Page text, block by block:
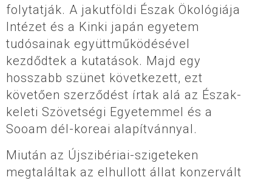
folytatják. A jakutföldi Észak Ökológiája
Intézet és a Kinki japán egyetem
tudósainak együttműködésével
kezdődtek a kutatások. Majd egy
hosszabb szünet következett, ezt
követően szerződést írtak alá az Észak-
keleti Szövetségi Egyetemmel és a
Sooam dél-koreai alapítvánnyal.
Miután az Újszibériai-szigeteken
megtaláltak az elhullott állat konzervált